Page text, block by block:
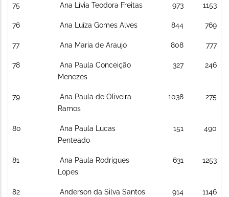
75 Ana Lívia Teodora Freitas 973 1153
76 Ana Luíza Gomes Alves 844 769
77 Ana Maria de Araujo 808 777
78
Ana Paula Conceição
Menezes
327 246
79
Ana Paula de Oliveira
Ramos
1038 275
80
Ana Paula Lucas
Penteado
151 490
81
Ana Paula Rodrigues
Lopes
631 1253
82 Anderson da Silva Santos 914 1146